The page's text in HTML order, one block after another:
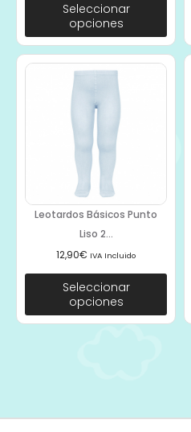
Seleccionar
opciones
Leotardos Básicos Punto
Liso 2...
12,90€ IVA Incluido
Seleccionar
opciones